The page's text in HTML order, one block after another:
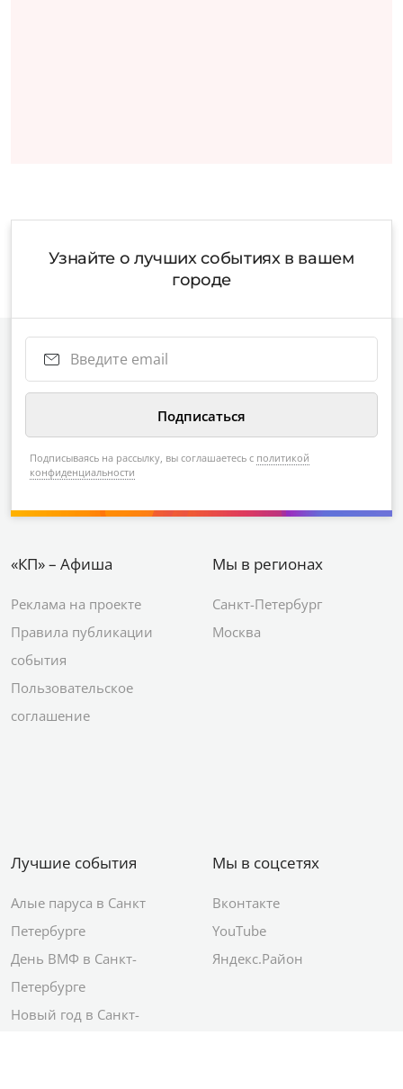
Узнайте о лучших событиях в вашем
городе
Подписываясь на рассылку, вы соглашаетесь с политикой
конфиденциальности
«КП» – Афиша
Реклама на проекте
Правила публикации
события
Пользовательское
соглашение
Мы в регионах
Санкт-Петербург
Москва
Лучшие события
Алые паруса в Санкт
Петербурге
День ВМФ в Санкт-
Петербурге
Новый год в Санкт-
Мы в соцсетях
Вконтакте
YouTube
Яндекс.Район